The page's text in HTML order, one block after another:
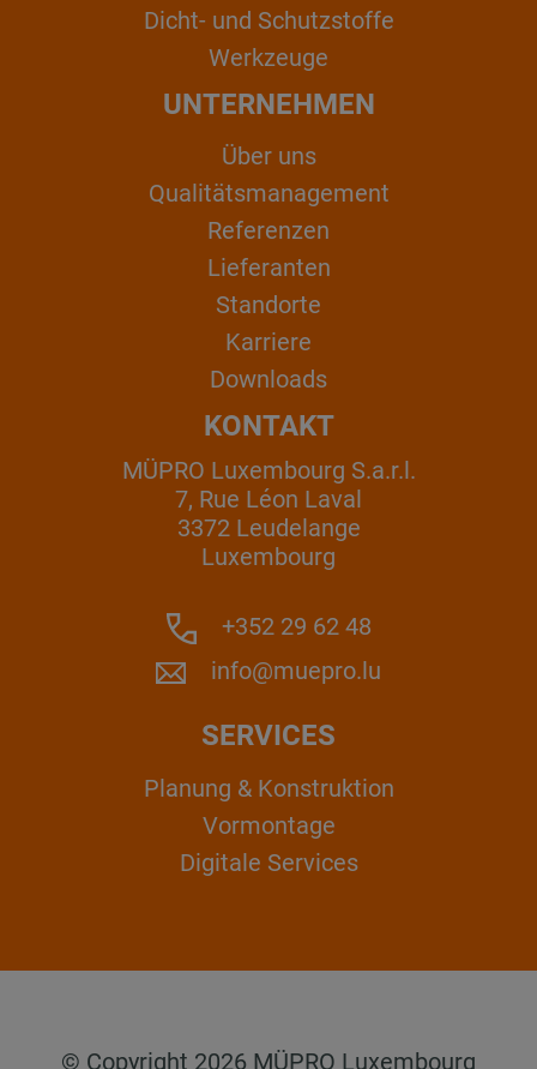
Dicht- und Schutzstoffe
Werkzeuge
UNTERNEHMEN
Über uns
Qualitätsmanagement
Referenzen
Lieferanten
Standorte
Karriere
Downloads
KONTAKT
MÜPRO Luxembourg S.a.r.l.
7, Rue Léon Laval
3372 Leudelange
Luxembourg
+352 29 62 48
info@muepro.lu
SERVICES
Planung & Konstruktion
Vormontage
Digitale Services
© Copyright 2026 MÜPRO Luxembourg